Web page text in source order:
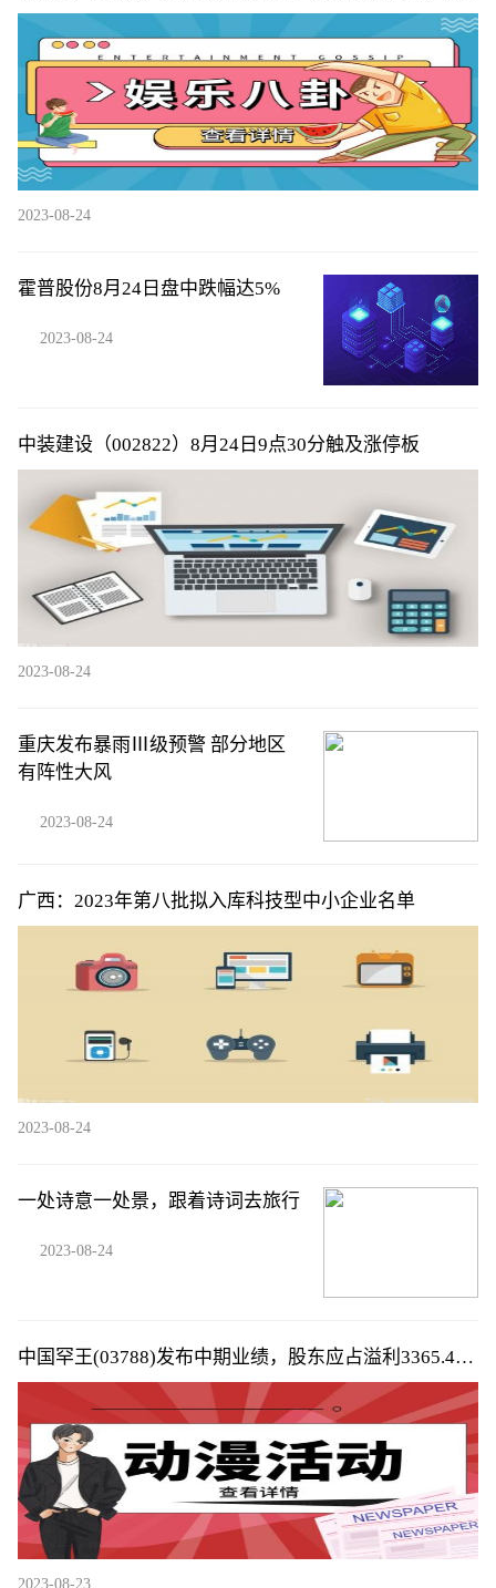
情况讲解
2023-08-24
霍普股份8月24日盘中跌幅达5%
2023-08-24
中装建设（002822）8月24日9点30分触及涨停板
2023-08-24
重庆发布暴雨Ⅲ级预警 部分地区
有阵性大风
2023-08-24
广西：2023年第八批拟入库科技型中小企业名单
2023-08-24
一处诗意一处景，跟着诗词去旅行
2023-08-24
中国罕王(03788)发布中期业绩，股东应占溢利3365.4万
元，同比减少29.64%，拟派中期息每股0.02港元
2023-08-23